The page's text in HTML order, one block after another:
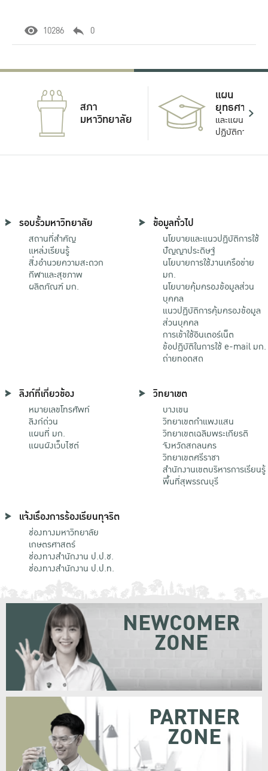
10286 0
สภา
มหาวิทยาลัย
แผน
ยุทธศาสตร์
และแผน
ปฏิบัติการ
รอบรั้วมหาวิทยาลัย
สถานที่สำคัญ
แหล่งเรียนรู้
สิ่งอำนวยความสะดวก
กีฬาและสุขภาพ
ผลิตภัณฑ์ มก.
ข้อมูลทั่วไป
นโยบายและแนวปฏิบัติการใช้
ปัญญาประดิษฐ์
นโยบายการใช้งานเครือข่าย
มก.
นโยบายคุ้มครองข้อมูลส่วน
บุคคล
แนวปฏิบัติการคุ้มครองข้อมูล
ส่วนบุคคล
การเข้าใช้อินเตอร์เน็ต
ข้อปฏิบัติในการใช้ e-mail มก.
ถ่ายทอดสด
ลิงก์ที่เกี่ยวข้อง
หมายเลขโทรศัพท์
ลิงก์ด่วน
แผนที่ มก.
แผนผังเว็บไซต์
วิทยาเขต
บางเขน
วิทยาเขตกําแพงแสน
วิทยาเขตเฉลิมพระเกียรติ
จังหวัดสกลนคร
วิทยาเขตศรีราชา
สำนักงานเขตบริหารการเรียนรู้
พื้นที่สุพรรณบุรี
แจ้งเรื่องการร้องเรียนทุจริต
ช่องทางมหาวิทยาลัย
เกษตรศาสตร์
ช่องทางสำนักงาน ป.ป.ช.
ช่องทางสำนักงาน ป.ป.ท.
NEWCOMER
ZONE
PARTNER
ZONE